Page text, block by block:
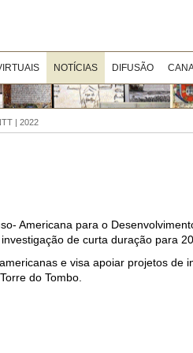
NOTÍCIAS DIFUSÃO
| 2022
Americana para o
de curta duração para
e visa apoiar projetos de
do Tombo.